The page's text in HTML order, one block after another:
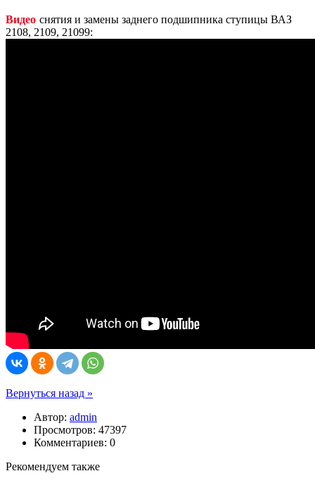
Видео снятия и замены заднего подшипника ступицы ВАЗ
2108, 2109, 21099:
Вернуться назад »
Автор: admin
Просмотров: 47397
Комментариев: 0
Рекомендуем также